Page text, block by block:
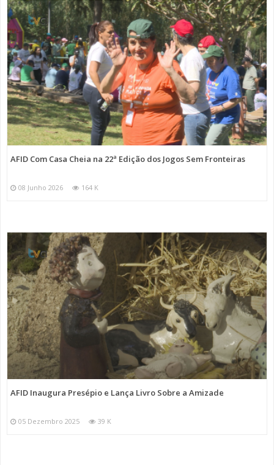
AFID Com Casa Cheia na 22ª Edição dos Jogos Sem Fronteiras
08 Junho 2026 164 K
AFID Inaugura Presépio e Lança Livro Sobre a Amizade
05 Dezembro 2025 39 K